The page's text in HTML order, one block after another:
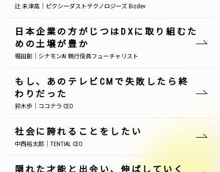
辻 未津高｜ピクシーダストテクノロジーズ Bizdev
日本企業の方がじつはDXに取り組むた
めの土壌が豊か
堀田創｜シナモンAI 執行役員フューチャリスト
もし、あのテレビCMで失敗したら終
わりだった
鈴木歩｜ココナラ CEO
社会に誇れることをしたい
中西裕太郎｜TENTIAL CEO
隠れた才能と出会い、伸ばしていく